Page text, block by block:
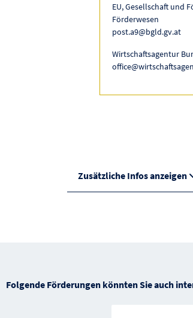
EU, Gesellschaft und
Förderwesen
post.a9@bgld.gv.at
Wirtschaftsagentur
Zusätzliche Infos anzeigen
Folgende Förderungen könnten Sie auch